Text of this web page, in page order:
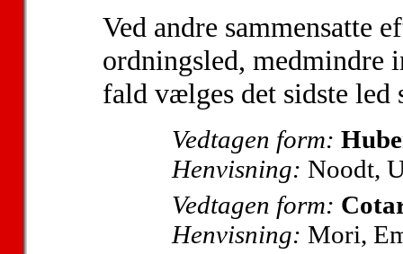
Ved andre sammensatte
ordningsled, medmindre
fald vælges det sidste led
Vedtagen form:
Henvisning: Noodt,
Vedtagen form:
Henvisning: Mori,